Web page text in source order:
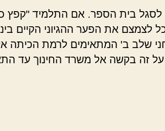
לסגל בית הספר. אם התלמיד "קפץ
את הפער ההגיוני הקיים
שלב ב' המתאימים לרמת הכיתה
בקשה אל משרד החינוך עד התאריך